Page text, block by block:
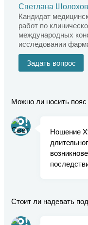
Светлана
Кандидат
работ по
международных
исследовании
Задать вопрос
Можно ли носить
Ношение
Стоит ли надевать